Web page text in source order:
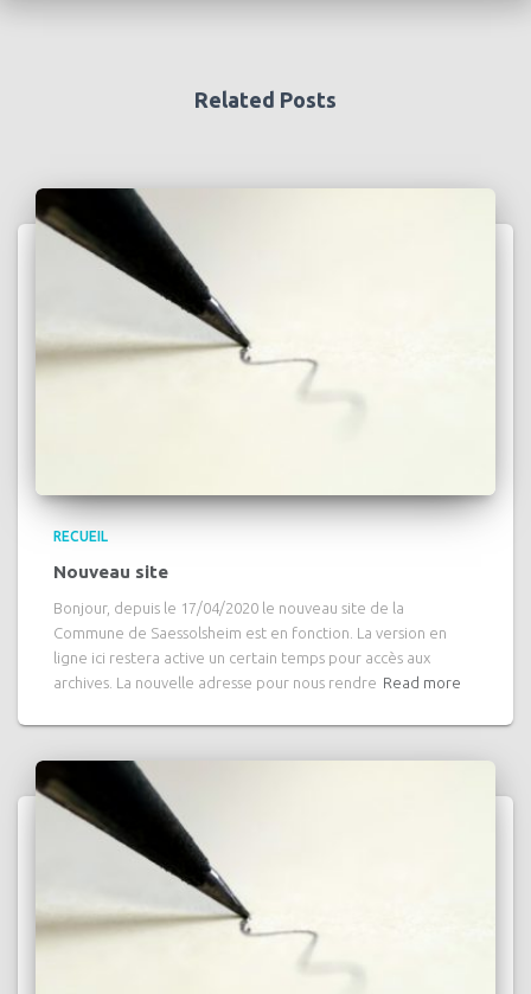
Related Posts
RECUEIL
Nouveau site
Bonjour, depuis le 17/04/2020 le nouveau site de la
Commune de Saessolsheim est en fonction. La version en
ligne ici restera active un certain temps pour accès aux
archives. La nouvelle adresse pour nous rendre Read more